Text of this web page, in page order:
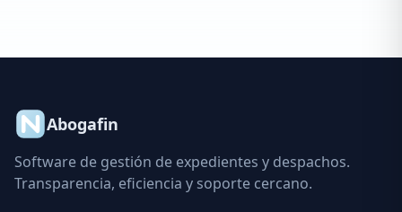
Abogafin
Software de gestión de expedientes y despachos.
Transparencia, eficiencia y soporte cercano.